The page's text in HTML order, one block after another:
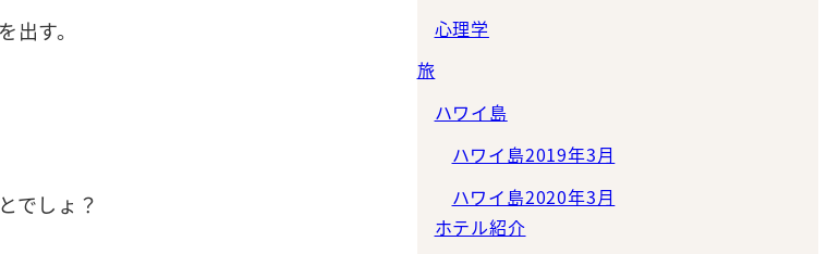
す。
でしょ？
心理学
旅
ハワイ島
ハワイ島2019年3月
ハワイ島2020年3月
ホテル紹介